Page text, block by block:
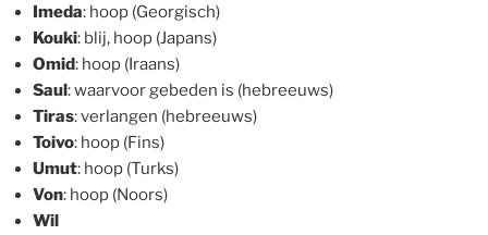
Imeda: hoop (Georgisch)
Kouki: blij, hoop (Japans)
Omid: hoop (Iraans)
Saul: waarvoor gebeden is (hebreeuws)
Tiras: verlangen (hebreeuws)
Toivo: hoop (Fins)
Umut: hoop (Turks)
Von: hoop (Noors)
Wil